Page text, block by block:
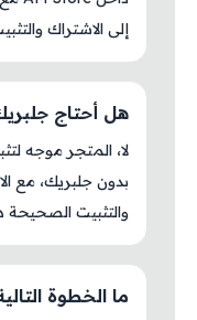
إلى الاشتراك
هل أحتاج
بدون جلبريك، مع
والتثبيت الصحيحة
ما الخطوة